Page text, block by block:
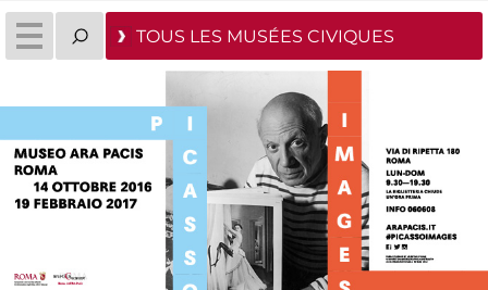
TOUS LES MUSÉES CIVIQUES